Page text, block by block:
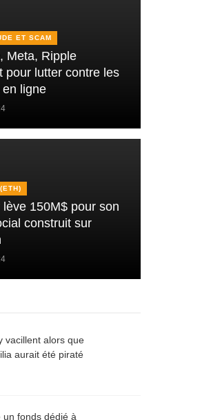
ET SCAM
Meta, Ripple
pour lutter contre les
ligne
lève 150M$ pour son
construit sur
vacillent alors que
aurait été piraté
un fonds dédié à